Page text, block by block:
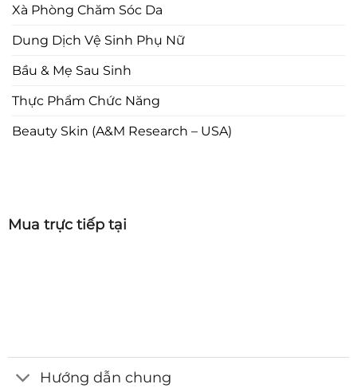
Xà Phòng Chăm Sóc Da
Dung Dịch Vệ Sinh Phụ Nữ
Bầu & Mẹ Sau Sinh
Thực Phẩm Chức Năng
Beauty Skin (A&M Research – USA)
Mua trực tiếp tại
Hướng dẫn chung